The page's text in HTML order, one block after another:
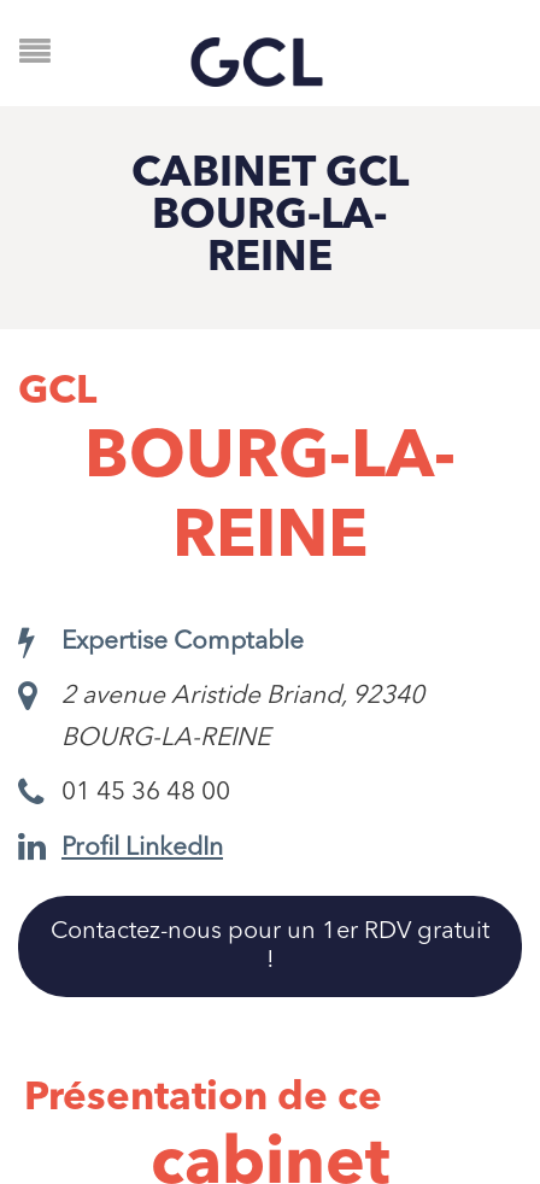
CABINET GCL
BOURG-LA-
REINE
GCL
BOURG-LA-
REINE
Expertise Comptable
2 avenue Aristide Briand, 92340
BOURG-LA-REINE
01 45 36 48 00
Profil LinkedIn
Contactez-nous pour un 1er RDV gratuit
!
Présentation de ce
cabinet